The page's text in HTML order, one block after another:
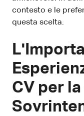
contesto e le
questa scelta.
CV per